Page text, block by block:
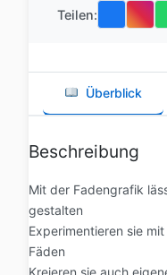
Teilen:
Überblick
Beschreibung
Mit der Fadengrafik
gestalten
Experimentieren sie
Fäden
Kreieren sie auch